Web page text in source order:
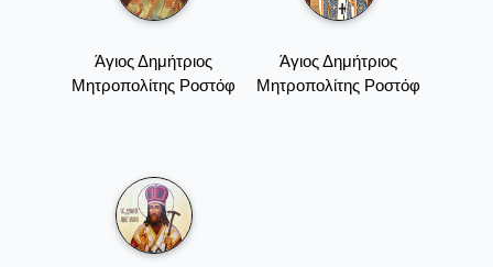
Άγιος Δημήτριος
Μητροπολίτης Ροστόφ
Άγιος Δημήτριος
Μητροπολίτης Ροστόφ